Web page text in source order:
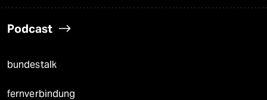
Podcast
bundestalk
fernverbindung